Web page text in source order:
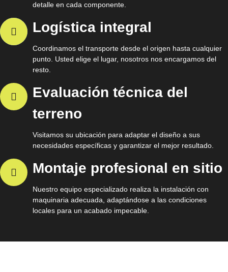
detalle en cada componente.
Logística integral
Coordinamos el transporte desde el origen hasta cualquier
punto. Usted elige el lugar, nosotros nos encargamos del
resto.
Evaluación técnica del
terreno
Visitamos su ubicación para adaptar el diseño a sus
necesidades específicas y garantizar el mejor resultado.
Montaje profesional en sitio
Nuestro equipo especializado realiza la instalación con
maquinaria adecuada, adaptándose a las condiciones
locales para un acabado impecable.